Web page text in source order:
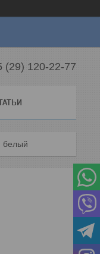
(29) 120-22-77
белый